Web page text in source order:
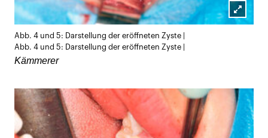
Abb. 4 und 5: Darstellung der eröffneten Zyste |
Abb. 4 und 5: Darstellung der eröffneten Zyste |
Kämmerer